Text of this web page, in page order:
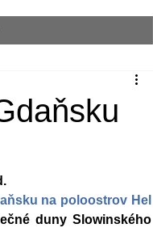
na poloostrov Hel
duny Slowinského